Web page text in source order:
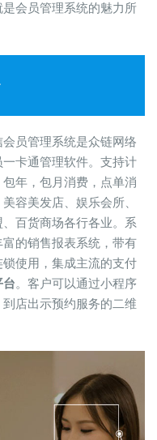
会员管理系统的魅力所
员管理系统是众链网络
卡通管理软件。支持计
年，包月消费，点单消
容美发店、娱乐会所、
百货商场各行各业。系
的销售报表系统，带有
使用，集成主流的支付
台。客户可以通过小程序
店出示预约服务的二维